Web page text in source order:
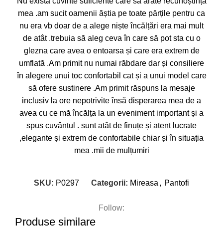
mea .am sucit oamenii ăștia pe toate părțile pentru ca
nu era vb doar de a alege niște încălțări era mai mult
de atât .trebuia să aleg ceva în care să pot sta cu o
glezna care avea o entoarsa și care era extrem de
umflată .Am primit nu numai răbdare dar și consiliere
în alegere unui toc confortabil cat și a unui model care
să ofere sustinere .Am primit răspuns la mesaje
inclusiv la ore nepotrivite însă disperarea mea de a
avea cu ce mă încălța la un eveniment important și a
spus cuvântul . sunt atât de finuțe și atent lucrate
,elegante și extrem de confortabile chiar și în situația
mea .mii de mulțumiri
SKU: P0297 Categorii: Mireasa , Pantofi
Follow:
Produse similare